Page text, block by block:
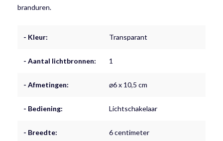
branduren.
- Kleur: Transparant
- Aantal lichtbronnen: 1
- Afmetingen: ⌀6 x 10,5 cm
- Bediening: Lichtschakelaar
- Breedte: 6 centimeter